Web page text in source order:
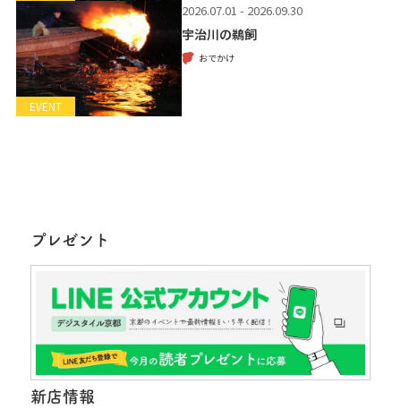
EVENT
2026.07.01 - 2026.09.30
宇治川の鵜飼
おでかけ
プレゼント
新店情報